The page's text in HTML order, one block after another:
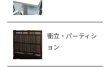
衝立・パーティシ
ョン